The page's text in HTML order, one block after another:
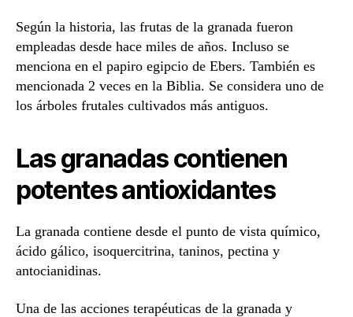
Según la historia, las frutas de la granada fueron
empleadas desde hace miles de años. Incluso se
menciona en el papiro egipcio de Ebers. También es
mencionada 2 veces en la Biblia. Se considera uno de
los árboles frutales cultivados más antiguos.
Las granadas contienen
potentes antioxidantes
La granada contiene desde el punto de vista químico,
ácido gálico, isoquercitrina, taninos, pectina y
antocianidinas.
Una de las acciones terapéuticas de la granada y